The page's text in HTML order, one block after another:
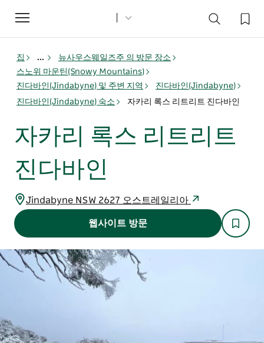
Toggle
navigation
집 ...
뉴사우스웨일즈주 의 방문 장소
스노위 마운틴(Snowy Mountains)
진다바인(Jindabyne) 및 주변 지역
진다바인(Jindabyne)
진다바인(Jindabyne) 숙소
자카리 록스 리트리트 진다바인
자카리 록스 리트리트
진다바인
Jindabyne NSW 2627 오스트레일리아
웹사이트 방문